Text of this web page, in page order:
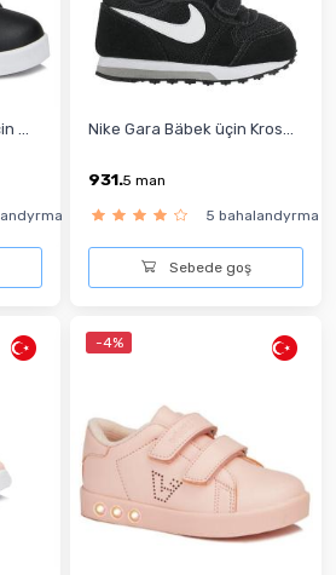
... Nike Gara Bäbek üçin Kros...
931.5 man
5 bahalandyrma
Sebede goş
-4%